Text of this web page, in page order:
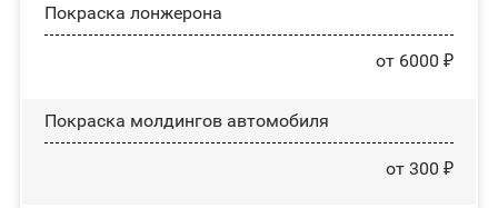
Покраска лонжерона
от 6000 ₽
Покраска молдингов автомобиля
от 300 ₽